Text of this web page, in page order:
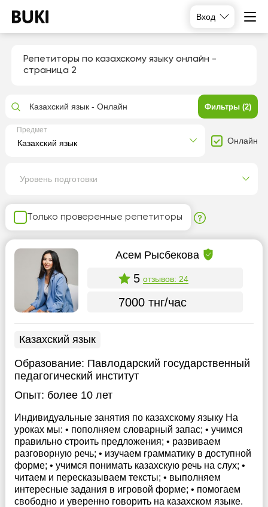
Вход
Репетиторы по казахскому языку онлайн -
страница 2
Только проверенные репетиторы
Асем Рысбекова
5 отзывов: 24
7000 тнг/час
Казахский язык
Образование: Павлодарский государственный
педагогический институт
Опыт: более 10 лет
Индивидуальные занятия по казахскому языку На
уроках мы: • пополняем словарный запас; • учимся
правильно строить предложения; • развиваем
разговорную речь; • изучаем грамматику в доступной
форме; • учимся понимать казахскую речь на слух; •
читаем и пересказываем тексты; • выполняем
интересные задания в игровой форме; • помогаем
свободно и уверенно говорить на казахском языке.
Казахский язык - Онлайн Фильтры (2)
Предмет
Онлайн
Уровень подготовки